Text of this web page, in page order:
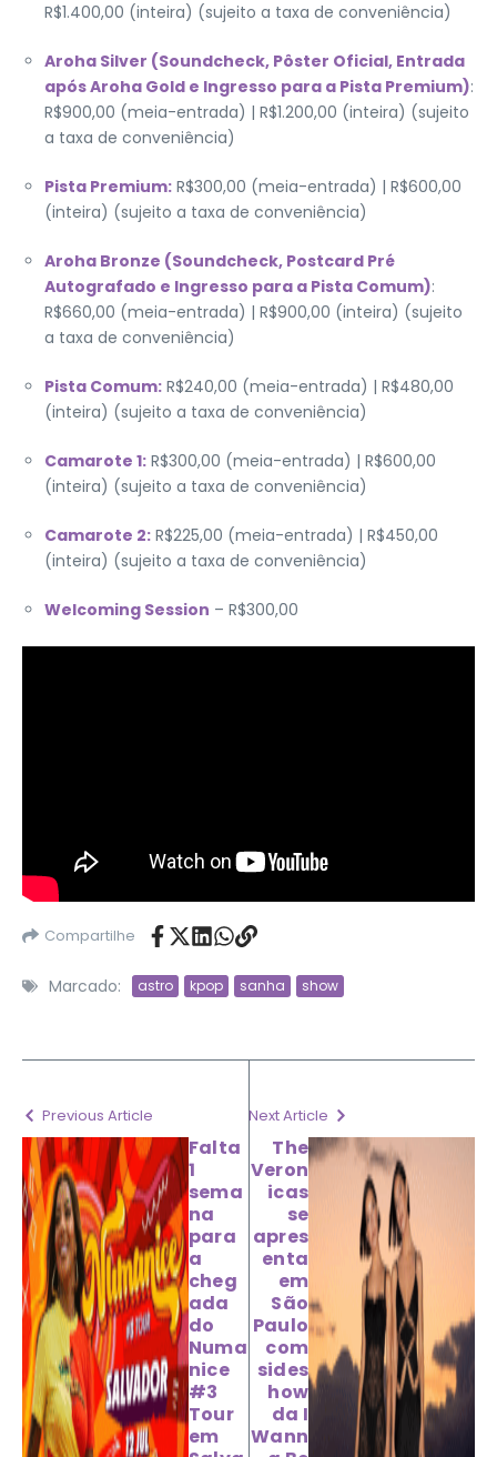
R$1.400,00 (inteira) (sujeito a taxa de conveniência)
Aroha Silver (Soundcheck, Pôster Oficial, Entrada
após Aroha Gold e Ingresso para a Pista Premium):
R$900,00 (meia-entrada) | R$1.200,00 (inteira) (sujeito
a taxa de conveniência)
Pista Premium: R$300,00 (meia-entrada) | R$600,00
(inteira) (sujeito a taxa de conveniência)
Aroha Bronze (Soundcheck, Postcard Pré
Autografado e Ingresso para a Pista Comum):
R$660,00 (meia-entrada) | R$900,00 (inteira) (sujeito
a taxa de conveniência)
Pista Comum: R$240,00 (meia-entrada) | R$480,00
(inteira) (sujeito a taxa de conveniência)
Camarote 1: R$300,00 (meia-entrada) | R$600,00
(inteira) (sujeito a taxa de conveniência)
Camarote 2: R$225,00 (meia-entrada) | R$450,00
(inteira) (sujeito a taxa de conveniência)
Welcoming Session – R$300,00
Compartilhe
Marcado: astro kpop sanha show
Previous Article
Falta
1
sema
na
para
a
cheg
ada
do
Numa
nice
#3
Tour
em
Next Article
The
Veron
icas
se
apres
enta
em
São
Paulo
com
sides
how
da I
Wann